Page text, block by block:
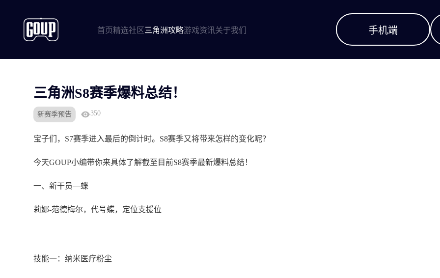
首页精选社区 三角洲攻略游戏资讯关于我们 手机端
三角洲S8赛季爆料总结！
新赛季预告 350
宝子们，S7赛季进入最后的倒计时。S8赛季又将带来怎样的变化呢？
今天GOUP小编带你来具体了解截至目前S8赛季最新爆料总结！
一、新干员—蝶
莉娜-范德梅尔，代号蝶，定位支援位
技能一：纳米医疗粉尘